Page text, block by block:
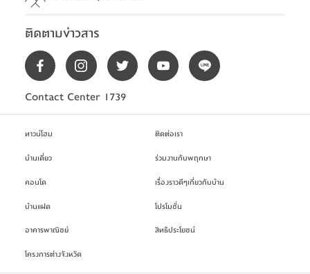
ติดตามข่าวสาร
Contact Center 1739
ทาวน์โฮม
บ้านเดี่ยว
คอนโด
บ้านแฝด
อาคารพาณิชย์
โครงการต่างจังหวัด
ติดต่อเรา
ร่วมงานกับพฤกษา
เรื่องราวดีๆเกี่ยวกับบ้าน
โปรโมชั่น
สิทธิประโยชน์